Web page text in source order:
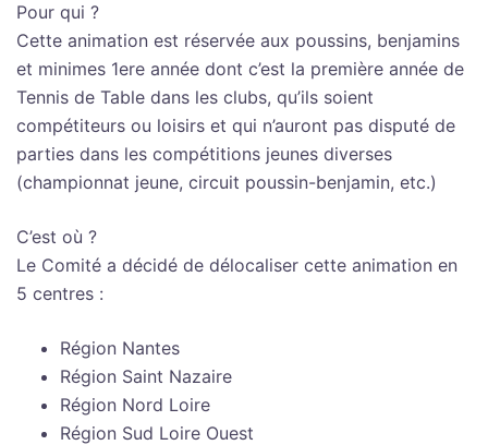
Pour qui ?
Cette animation est réservée aux poussins, benjamins
et minimes 1ere année dont c’est la première année de
Tennis de Table dans les clubs, qu’ils soient
compétiteurs ou loisirs et qui n’auront pas disputé de
parties dans les compétitions jeunes diverses
(championnat jeune, circuit poussin-benjamin, etc.)
C’est où ?
Le Comité a décidé de délocaliser cette animation en
5 centres :
Région Nantes
Région Saint Nazaire
Région Nord Loire
Région Sud Loire Ouest